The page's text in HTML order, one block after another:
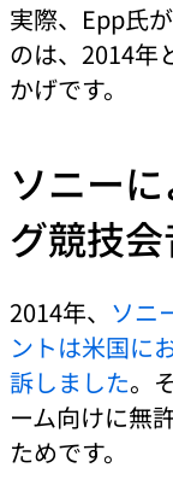
実際、Epp氏
のは、2014年
かげです。
ソニー
グ競技
2014年、 ソニ
ントは米国に
訴しました。
ーム向けに無
ためです。